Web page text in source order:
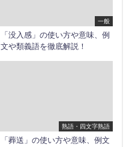
一般
「没入感」の使い方や意味、例
文や類義語を徹底解説！
熟語・四文字熟語
「葬送」の使い方や意味、例文